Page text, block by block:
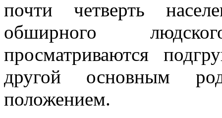
почти четверть
обширного
просматриваются
другой основным
положением.